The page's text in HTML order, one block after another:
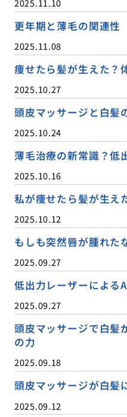
2025.11.10
更年期と薄毛の関連性
2025.11.08
痩せたら髪が生えた？
2025.10.27
頭皮マッサージと白髪
2025.10.24
薄毛治療の新常識？低
2025.10.16
私が痩せたら髪が生え
2025.10.12
もしも突然唇が腫れた
2025.09.27
低出力レーザーによる
2025.09.27
頭皮マッサージで白髪
の力
2025.09.18
頭皮マッサージが白髪
2025.09.12